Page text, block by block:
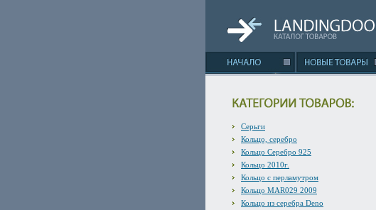
Серьги
Кольцо, серебро
Кольцо Серебро 925
Кольцо 2010г.
Кольцо с перламутром
Кольцо MAR029 2009
Кольцо из серебра Deno